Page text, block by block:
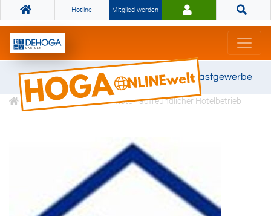
Hotline Mitglied werden
Gemeinsam stark für das Gastgewerbe
Klassifizierungen Motorradfreundlicher Hotelbetrieb